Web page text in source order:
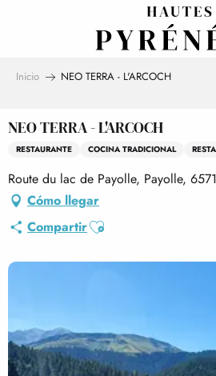
Inicio NEO TERRA - L'ARCOCH
NEO TERRA - L'ARCOCH
RESTAURANTE COCINA TRADICIONAL
Route du lac de Payolle, Payolle,
Cómo llegar
CompartirAjouter aux favoris